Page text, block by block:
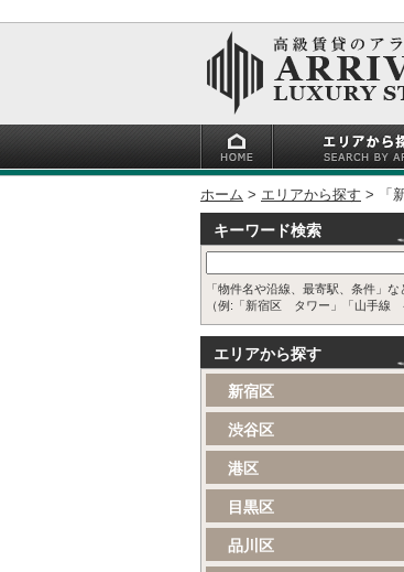
ホーム エリアから探す 「
キーワード検索
「物件名や沿線、最寄駅、条件」な
（例:「新宿区 タワー」「山手線
エリアから探す
新宿区
渋谷区
港区
目黒区
品川区